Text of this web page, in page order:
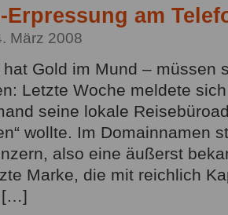
Erpressung am
März 2008
Gold im Mund – müssen
Letzte Woche meldete
seine lokale
wollte. Im Domainnamen
also eine äußerst
Marke, die mit reichlich
[…]